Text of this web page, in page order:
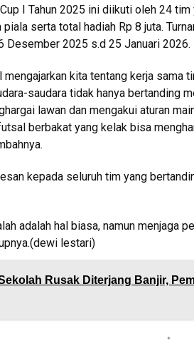
I Tahun 2025 ini diikuti oleh 24
serta total hadiah Rp 8 juta.
Desember 2025 s.d 25 Januari 2026.
mengajarkan kita tentang kerja sama
saudara tidak hanya bertanding
lawan dan mengakui aturan
berbakat yang kelak bisa
kepada seluruh tim yang
adalah hal biasa, namun menjaga
lestari)
Rusak Diterjang Banjir,
*